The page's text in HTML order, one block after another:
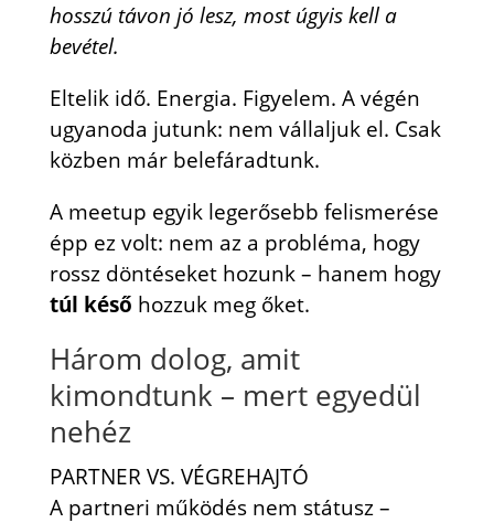
hosszú távon jó lesz, most úgyis kell a
bevétel.
Eltelik idő. Energia. Figyelem. A végén
ugyanoda jutunk: nem vállaljuk el. Csak
közben már belefáradtunk.
A meetup egyik legerősebb felismerése
épp ez volt: nem az a probléma, hogy
rossz döntéseket hozunk – hanem hogy
túl késő hozzuk meg őket.
Három dolog, amit
kimondtunk – mert egyedül
nehéz
PARTNER VS. VÉGREHAJTÓ
A partneri működés nem státusz –